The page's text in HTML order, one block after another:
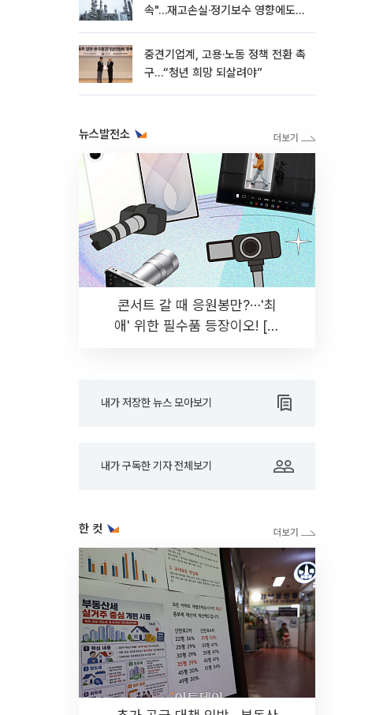
속"…재고손실·정기보수 영향에도
중견기업계, 고용·노동 정책 전환 촉
구…“청년 희망 되살려야”
뉴스발전소
콘서트 갈 때 응원봉만?⋯'최
애' 위한 필수품 등장이오! [솔
내가 저장한 뉴스 모아보기
내가 구독한 기자 전체보기
한 컷